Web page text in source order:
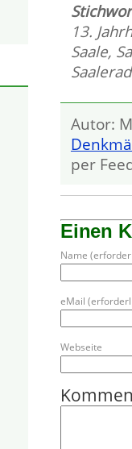
13.
Saale,
Autor:
per
Einen
Name
eMail
Webseite